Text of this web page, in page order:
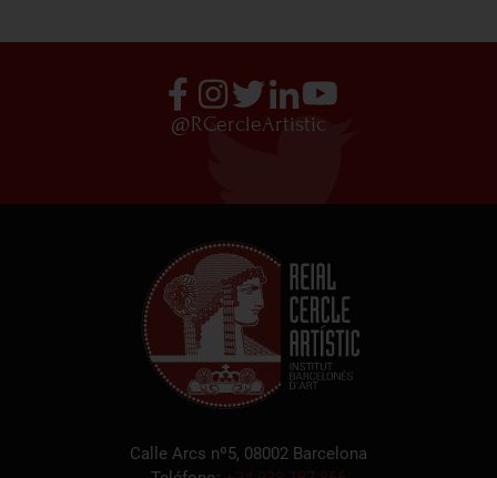
@RCercleArtistic
Calle Arcs nº5, 08002 Barcelona